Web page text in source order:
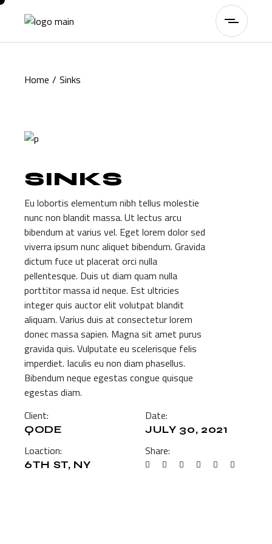
Skip
Home Sinks
SINKS
Eu lobortis elementum nibh tellus molestie
nunc non blandit massa. Ut lectus arcu
bibendum at varius vel. Eget lorem dolor sed
viverra ipsum nunc aliquet bibendum. Gravida
dictum fuce ut placerat orci nulla
pellentesque. Duis ut diam quam nulla
porttitor massa id neque. Est ultricies
integer quis auctor elit volutpat blandit
aliquam. Varius duis at consectetur lorem
donec massa sapien. Magna sit amet purus
gravida quis. Vulputate eu scelerisque felis
imperdiet. Iaculis eu non diam phasellus.
Bibendum neque egestas congue quisque
egestas diam.
Client:
QODE
Loaction:
6TH ST, NY
Date:
JULY 30, 2021
Share: